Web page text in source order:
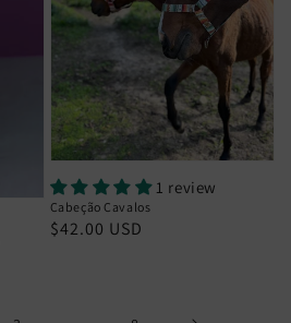
1 review
Cabeção Cavalos
Preço
$42.00 USD